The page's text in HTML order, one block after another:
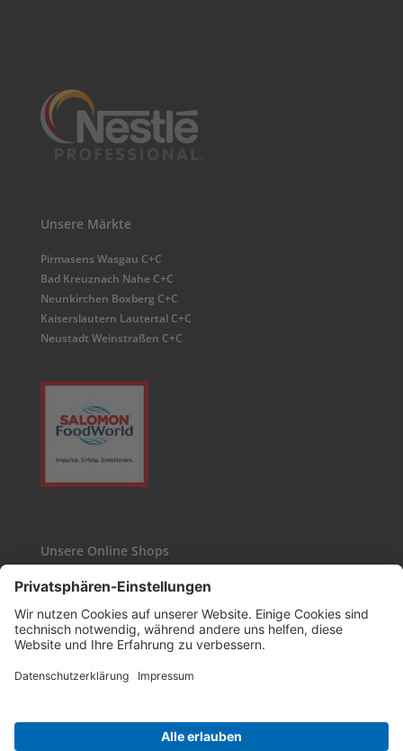
Unsere Märkte
Pirmasens Wasgau C+C
Bad Kreuznach Nahe C+C
Neunkirchen Boxberg C+C
Kaiserslautern Lautertal C+C
Neustadt Weinstraßen C+C
Unsere Online Shops
Kaffee24
Wasgau-Weinshop